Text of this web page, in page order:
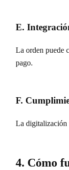
E.
La orden puede
pago.
F.
La digitalización
4. Cómo